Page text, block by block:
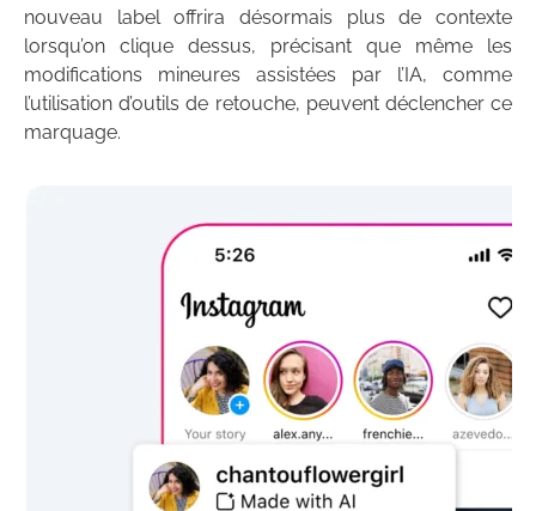
nouveau label offrira désormais plus de contexte
lorsqu’on clique dessus, précisant que même les
modifications mineures assistées par l’IA, comme
l’utilisation d’outils de retouche, peuvent déclencher ce
marquage.